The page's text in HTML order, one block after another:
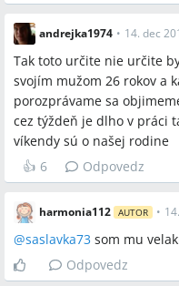
andrejka1974 • 14. dec
Tak toto určite nie určite
svojím mužom 26 rokov a
porozprávame sa
cez týždeň je dlho v práci
víkendy sú o našej rodine
👍 6 Odpovedz
harmonia112 AUTOR •
@saslavka73 som mu
Odpovedz